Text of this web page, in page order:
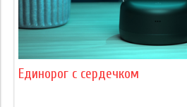
Единорог с сердечком